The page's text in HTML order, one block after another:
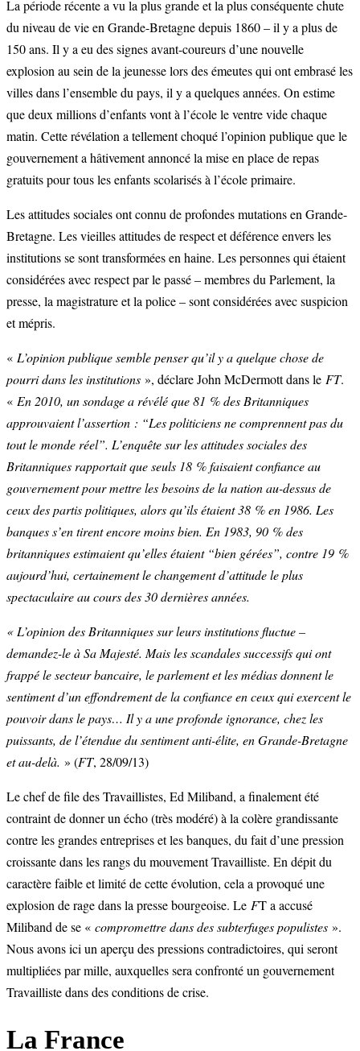
La période récente a vu la plus grande et la plus conséquente chute
du niveau de vie en Grande-Bretagne depuis 1860 – il y a plus de
150 ans. Il y a eu des signes avant-coureurs d’une nouvelle
explosion au sein de la jeunesse lors des émeutes qui ont embrasé les
villes dans l’ensemble du pays, il y a quelques années. On estime
que deux millions d’enfants vont à l’école le ventre vide chaque
matin. Cette révélation a tellement choqué l’opinion publique que le
gouvernement a hâtivement annoncé la mise en place de repas
gratuits pour tous les enfants scolarisés à l’école primaire.
Les attitudes sociales ont connu de profondes mutations en Grande-
Bretagne. Les vieilles attitudes de respect et déférence envers les
institutions se sont transformées en haine. Les personnes qui étaient
considérées avec respect par le passé – membres du Parlement, la
presse, la magistrature et la police – sont considérées avec suspicion
et mépris.
« L’opinion publique semble penser qu’il y a quelque chose de
pourri dans les institutions », déclare John McDermott dans le FT.
« En 2010, un sondage a révélé que 81 % des Britanniques
approuvaient l’assertion : “Les politiciens ne comprennent pas du
tout le monde réel”. L’enquête sur les attitudes sociales des
Britanniques rapportait que seuls 18 % faisaient confiance au
gouvernement pour mettre les besoins de la nation au-dessus de
ceux des partis politiques, alors qu’ils étaient 38 % en 1986. Les
banques s’en tirent encore moins bien. En 1983, 90 % des
britanniques estimaient qu’elles étaient “bien gérées”, contre 19 %
aujourd’hui, certainement le changement d’attitude le plus
spectaculaire au cours des 30 dernières années.
« L’opinion des Britanniques sur leurs institutions fluctue –
demandez-le à Sa Majesté. Mais les scandales successifs qui ont
frappé le secteur bancaire, le parlement et les médias donnent le
sentiment d’un effondrement de la confiance en ceux qui exercent le
pouvoir dans le pays… Il y a une profonde ignorance, chez les
puissants, de l’étendue du sentiment anti-élite, en Grande-Bretagne
et au-delà. » (FT, 28/09/13)
Le chef de file des Travaillistes, Ed Miliband, a finalement été
contraint de donner un écho (très modéré) à la colère grandissante
contre les grandes entreprises et les banques, du fait d’une pression
croissante dans les rangs du mouvement Travailliste. En dépit du
caractère faible et limité de cette évolution, cela a provoqué une
explosion de rage dans la presse bourgeoise. Le FT a accusé
Miliband de se « compromettre dans des subterfuges populistes ».
Nous avons ici un aperçu des pressions contradictoires, qui seront
multipliées par mille, auxquelles sera confronté un gouvernement
Travailliste dans des conditions de crise.
La France